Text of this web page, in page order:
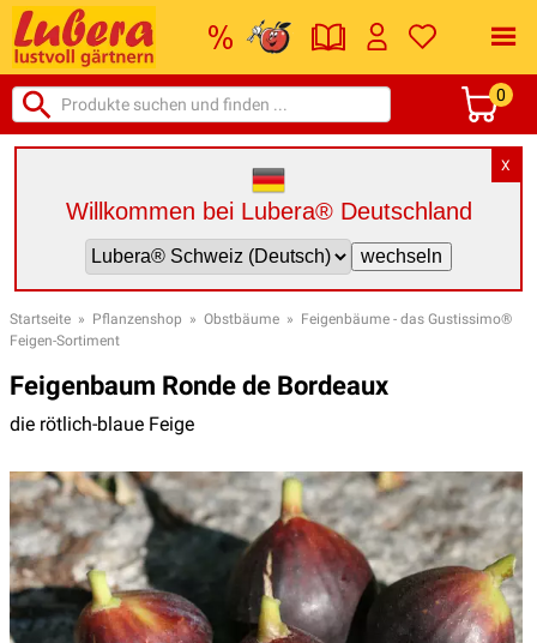
0
X
Willkommen bei Lubera® Deutschland
Startseite » Pflanzenshop » Obstbäume » Feigenbäume - das Gustissimo®
Feigen-Sortiment
Feigenbaum Ronde de Bordeaux
die rötlich-blaue Feige